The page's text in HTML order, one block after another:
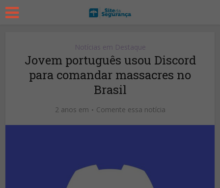
Notícias em Destaque
Jovem português usou Discord
para comandar massacres no
Brasil
2 anos em Comente essa notícia